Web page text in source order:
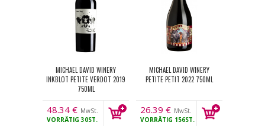
MICHAEL DAVID WINERY
INKBLOT PETITE VERDOT 2019
750ML
48.34 € MwSt.
VORRÄTIG 30ST.
MICHAEL DAVID WINERY
PETITE PETIT 2022 750ML
26.39 € MwSt.
VORRÄTIG 156ST.